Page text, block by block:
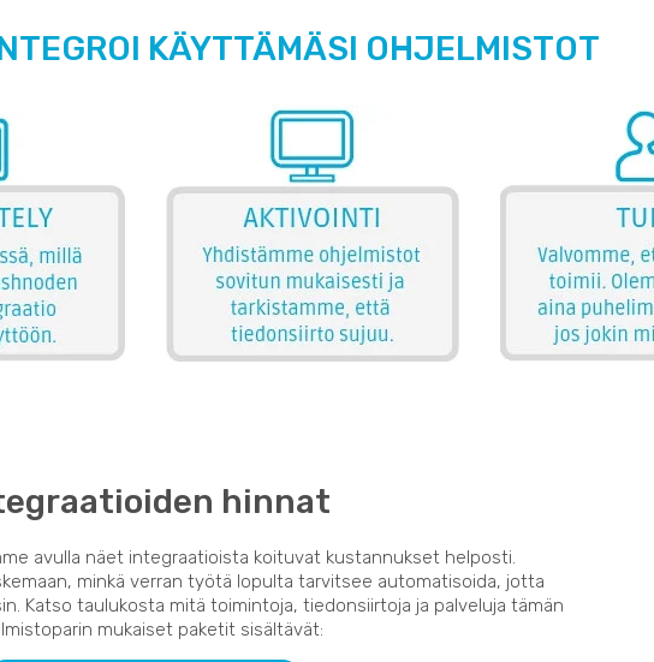
KÄYTTÄMÄSI OHJELMISTOT
hinnat
avulla näet integraatioista koituvat kustannukset helposti.
minkä verran työtä lopulta tarvitsee automatisoida, jotta
Katso taulukosta mitä toimintoja, tiedonsiirtoja ja palveluja tämän
mukaiset paketit sisältävät: